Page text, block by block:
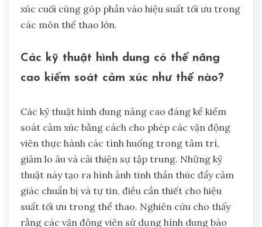
xúc cuối cùng góp phần vào hiệu suất tối ưu trong
các môn thể thao lớn.
Các kỹ thuật hình dung có thể nâng
cao kiểm soát cảm xúc như thế nào?
Các kỹ thuật hình dung nâng cao đáng kể kiểm
soát cảm xúc bằng cách cho phép các vận động
viên thực hành các tình huống trong tâm trí,
giảm lo âu và cải thiện sự tập trung. Những kỹ
thuật này tạo ra hình ảnh tinh thần thúc đẩy cảm
giác chuẩn bị và tự tin, điều cần thiết cho hiệu
suất tối ưu trong thể thao. Nghiên cứu cho thấy
rằng các vận động viên sử dụng hình dung báo